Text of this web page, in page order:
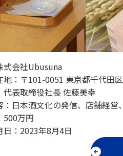
式会社Ubusuna
地：〒101-0051 東京都千代田
代表取締役社長 佐藤美幸
：日本酒文化の発信、店舗経
500万円
日：2023年8月4日